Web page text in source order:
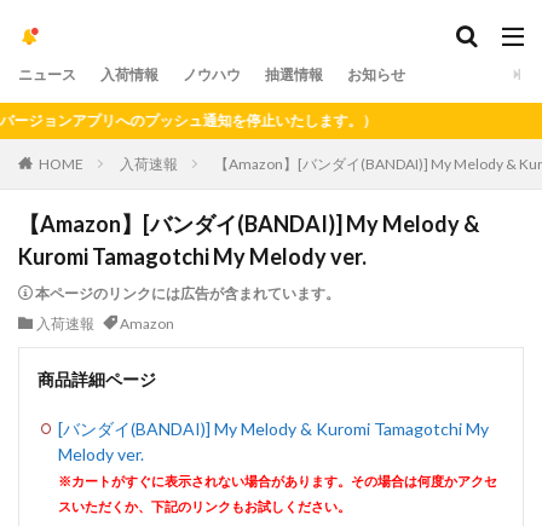
ニュース 入荷情報 ノウハウ 抽選情報 お知らせ
アプリへのプッシュ通知を停止いたします。）
HOME 入荷速報 【Amazon】[バンダイ(BANDAI)] My Melody &
【Amazon】[バンダイ(BANDAI)] My Melody &
Kuromi Tamagotchi My Melody ver.
本ページのリンクには広告が含まれています。
入荷速報
Amazon
商品詳細ページ
[バンダイ(BANDAI)] My Melody & Kuromi Tamagotchi My
Melody ver.
※カートがすぐに表示されない場合があります。その場合は何度かアクセ
スいただくか、下記のリンクもお試しください。